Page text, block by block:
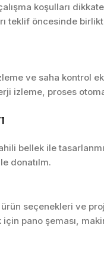
koşulları
teklif öncesinde
ve saha kontrol
izleme, proses
bellek ile
donatılm.
seçenekleri ve
pano şeması,